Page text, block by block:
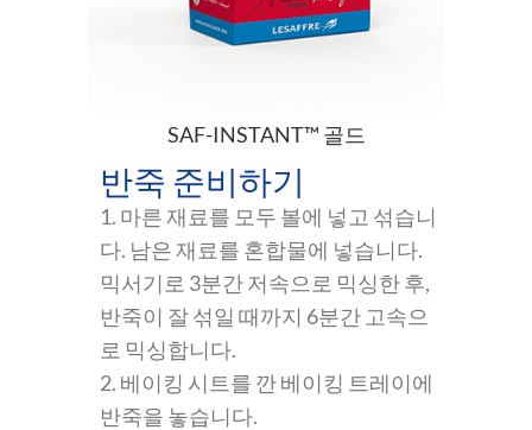
SAF-INSTANT™ 골드
반죽 준비하기
1. 마른 재료를 모두 볼에 넣고 섞습니
다. 남은 재료를 혼합물에 넣습니다.
믹서기로 3분간 저속으로 믹싱한 후,
반죽이 잘 섞일 때까지 6분간 고속으
로 믹싱합니다.
2. 베이킹 시트를 깐 베이킹 트레이에
반죽을 놓습니다.